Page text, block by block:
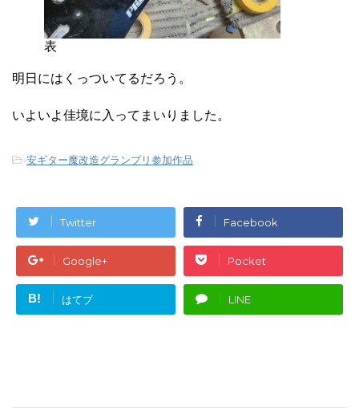
表
明日にはくっついてるだろう。
いよいよ佳境に入ってまいりました。
-安ギター魔改造グランプリ参加作品
Twitter Facebook
Google+ Pocket
B! はてブ LINE